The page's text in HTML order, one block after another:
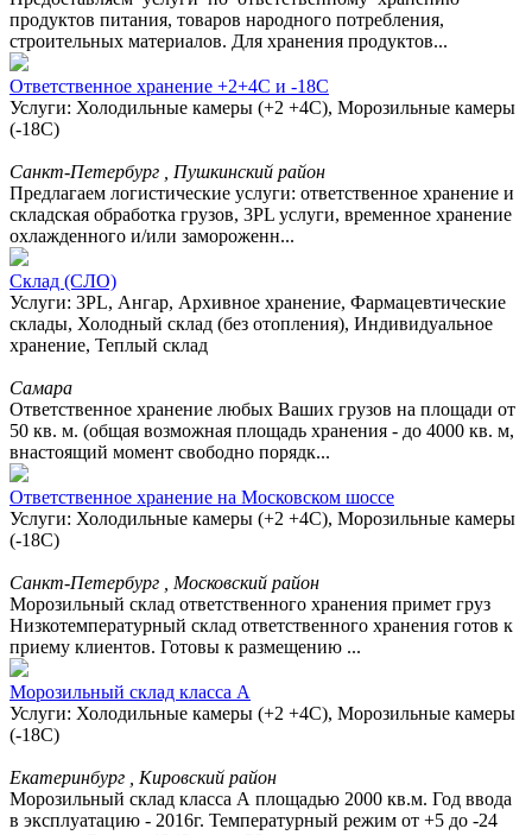
продуктов питания, товаров народного потребления,
строительных материалов. Для хранения продуктов...
Ответственное хранение +2+4С и -18С
Услуги: Холодильные камеры (+2 +4С), Морозильные камеры
(-18С)
Санкт-Петербург , Пушкинский район
Предлагаем логистические услуги: ответственное хранение и
складская обработка грузов, 3PL услуги, временное хранение
охлажденного и/или замороженн...
Склад (СЛО)
Услуги: 3PL, Ангар, Архивное хранение, Фармацевтические
склады, Холодный склад (без отопления), Индивидуальное
хранение, Теплый склад
Самара
Ответственное хранение любых Ваших грузов на площади от
50 кв. м. (общая возможная площадь хранения - до 4000 кв. м,
внастоящий момент свободно порядк...
Ответственное хранение на Московском шоссе
Услуги: Холодильные камеры (+2 +4С), Морозильные камеры
(-18С)
Санкт-Петербург , Московский район
Морозильный склад ответственного хранения примет груз
Низкотемпературный склад ответственного хранения готов к
приему клиентов. Готовы к размещению ...
Морозильный склад класса А
Услуги: Холодильные камеры (+2 +4С), Морозильные камеры
(-18С)
Екатеринбург , Кировский район
Морозильный склад класса А площадью 2000 кв.м. Год ввода
в эксплуатацию - 2016г. Температурный режим от +5 до -24